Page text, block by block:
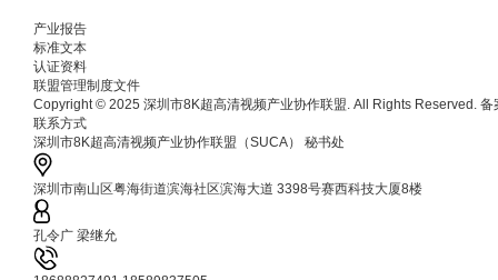
产业报告
标准文本
认证资料
联盟管理制度文件
Copyright © 2025 深圳市8K超高清视频产业协作联盟. All Rights Reserved. 备
联系方式
深圳市8K超高清视频产业协作联盟（SUCA） 秘书处
深圳市南山区粤海街道滨海社区滨海大道 3398号赛西科技大厦8楼
孔令广 梁继允